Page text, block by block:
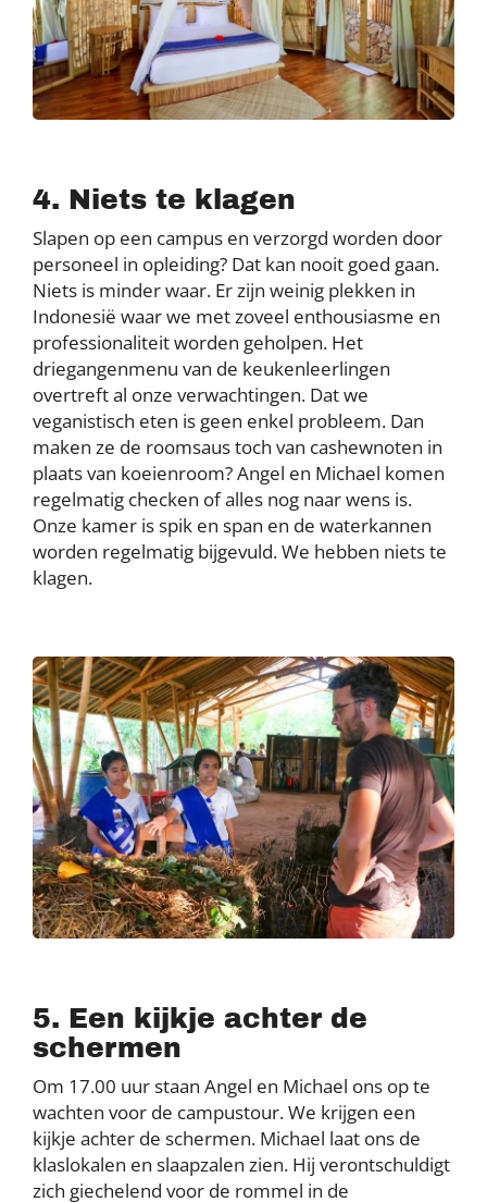
4. Niets te klagen
Slapen op een campus en verzorgd worden door
personeel in opleiding? Dat kan nooit goed gaan.
Niets is minder waar. Er zijn weinig plekken in
Indonesië waar we met zoveel enthousiasme en
professionaliteit worden geholpen. Het
driegangenmenu van de keukenleerlingen
overtreft al onze verwachtingen. Dat we
veganistisch eten is geen enkel probleem. Dan
maken ze de roomsaus toch van cashewnoten in
plaats van koeienroom? Angel en Michael komen
regelmatig checken of alles nog naar wens is.
Onze kamer is spik en span en de waterkannen
worden regelmatig bijgevuld. We hebben niets te
klagen.
5. Een kijkje achter de
schermen
Om 17.00 uur staan Angel en Michael ons op te
wachten voor de campustour. We krijgen een
kijkje achter de schermen. Michael laat ons de
klaslokalen en slaapzalen zien. Hij verontschuldigt
zich giechelend voor de rommel in de